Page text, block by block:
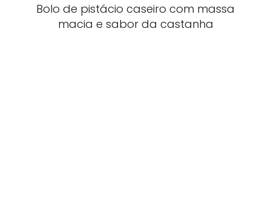
Bolo de pistácio caseiro com massa
macia e sabor da castanha